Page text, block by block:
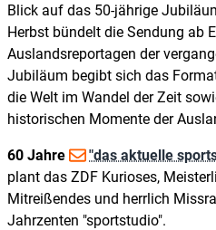
Blick auf das 50-jährige
Herbst bündelt die Sendung ab
Auslandsreportagen der
Jubiläum begibt sich das
die Welt im Wandel der Zeit
historischen Momente der
60 Jahre "das aktuelle
plant das ZDF Kurioses,
Mitreißendes und herrlich
Jahrzenten "sportstudio".